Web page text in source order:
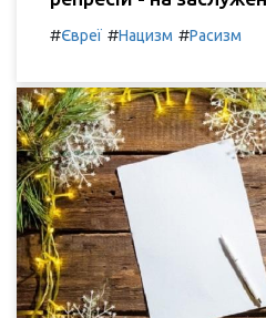
#Євреї #Нацизм #Расизм